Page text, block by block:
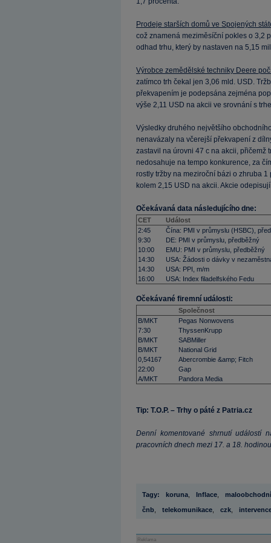
Prodeje starších domů ve Spojených
což znamená meziměsíční pokles o 3,2
odhad trhu, který by nastaven na 5,15
Výrobce zemědělské techniky Deere
zatímco trh čekal jen 3,06 mld. USD.
překvapením je podepsána zejména
výše 2,11 USD na akcii ve srovnání s
Výsledky druhého největšího
nenavázaly na včerejší překvapení z
zastavil na úrovni 47 c na akcii, přičemž
nedosahuje na tempo konkurence, za
rostly tržby na meziroční bázi o zhruba
kolem 2,15 USD na akcii. Akcie
Očekávaná data následujícího dne:
CET
Událost
2:45
Čína: PMI v průmyslu (HSBC),
9:30
DE: PMI v průmyslu, předběžný
10:00
EMU: PMI v průmyslu, předběžný
14:30
USA: Žádosti o dávky v
14:30
USA: PPI, m/m
16:00
USA: Index filadelfského Fedu
Očekávané firemní události:
Společnost
B/MKT
Pegas Nonwovens
7:30
ThyssenKrupp
B/MKT
SABMiller
B/MKT
National Grid
0,54167
Abercrombie &amp; Fitch
22:00
Gap
A/MKT
Pandora Media
Tip: T.O.P. – Trhy o páté z Patria.cz
Denní komentované shrnutí událostí
pracovních dnech mezi 17. a 18.
Tagy: koruna Inflace
čnb telekomunikace czk
Reklama